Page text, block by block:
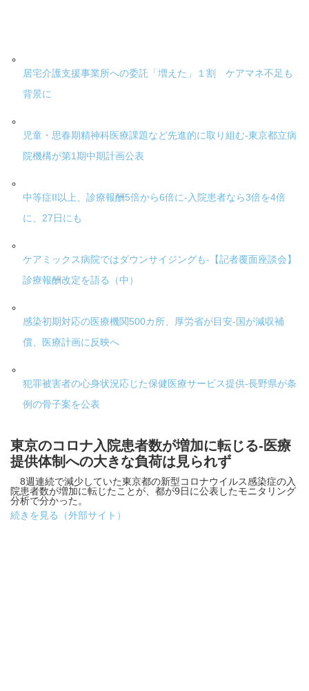
居宅介護支援事業所への委託「増えた」１割 ケアマネ不足も
背景に
児童・思春期精神科医療課題など先進的に取り組む-東京都立病
院機構が第1期中期計画公表
中等症II以上、診療報酬5倍から6倍に-入院患者なら3倍を4倍
に、27日にも
ケアミックス病院ではダウンサイジングも-【記者覆面座談会】
診療報酬改定を語る（中）
感染初期対応の医療機関500カ所、厚労省が目安-国が減収補
償、医療計画に反映へ
犯罪被害者の心身状況応じた保健医療サービス提供-長野県が条
例の骨子案を公表
東京のコロナ入院患者数が増加に転じる-医療
提供体制への大きな負荷は見られず
8週連続で減少していた東京都の新型コロナウイルス感染症の入
院患者数が増加に転じたことが、都が9日に公表したモニタリング
分析で分かった。
続きを見る（外部サイト）